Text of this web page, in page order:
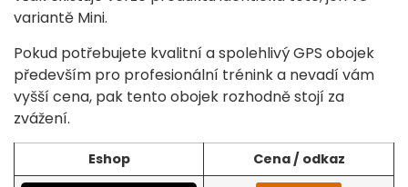
variantě Mini.
Pokud potřebujete kvalitní a spolehlivý GPS obojek
především pro profesionální trénink a nevadí vám
vyšší cena, pak tento obojek rozhodně stojí za
zvážení.
Eshop Cena / odkaz